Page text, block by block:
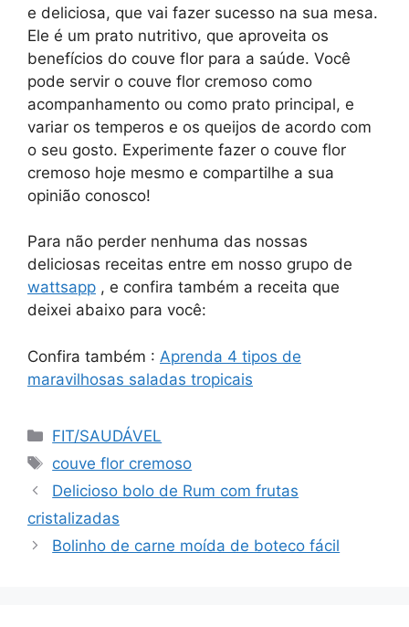
e deliciosa, que vai fazer sucesso na sua mesa.
Ele é um prato nutritivo, que aproveita os
benefícios do couve flor para a saúde. Você
pode servir o couve flor cremoso como
acompanhamento ou como prato principal, e
variar os temperos e os queijos de acordo com
o seu gosto. Experimente fazer o couve flor
cremoso hoje mesmo e compartilhe a sua
opinião conosco!
Para não perder nenhuma das nossas
deliciosas receitas entre em nosso grupo de
wattsapp , e confira também a receita que
deixei abaixo para você:
Confira também : Aprenda 4 tipos de
maravilhosas saladas tropicais
Categorias
FIT/SAUDÁVEL
Tags
couve flor cremoso
Delicioso bolo de Rum com frutas
cristalizadas
Bolinho de carne moída de boteco fácil